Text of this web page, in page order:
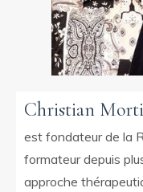
Christian
est fondateur de la
formateur depuis
approche